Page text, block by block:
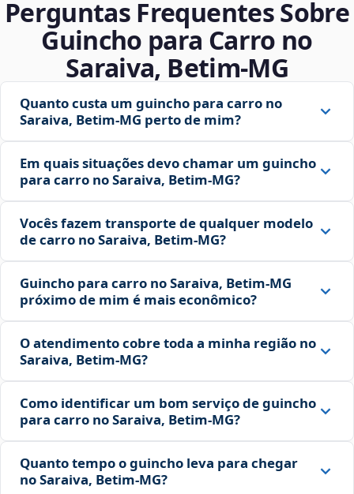
Perguntas Frequentes Sobre
Guincho para Carro no
Saraiva, Betim‑MG
Quanto custa um guincho para carro no
Saraiva, Betim‑MG perto de mim?
Em quais situações devo chamar um guincho
para carro no Saraiva, Betim‑MG?
Vocês fazem transporte de qualquer modelo
de carro no Saraiva, Betim‑MG?
Guincho para carro no Saraiva, Betim‑MG
próximo de mim é mais econômico?
O atendimento cobre toda a minha região no
Saraiva, Betim‑MG?
Como identificar um bom serviço de guincho
para carro no Saraiva, Betim‑MG?
Quanto tempo o guincho leva para chegar
no Saraiva, Betim‑MG?